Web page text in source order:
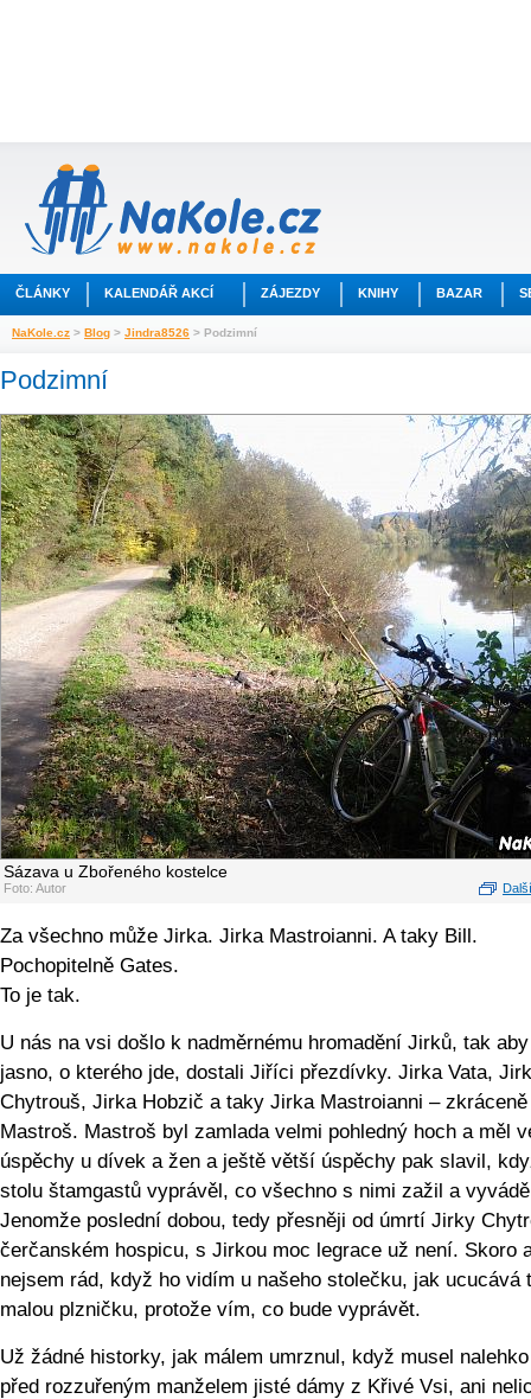
ČLÁNKY KALENDÁŘ AKCÍ ZÁJEZDY KNIHY BAZAR
NaKole.cz > Blog > Jindra8526 > Podzimní
Podzimní
Sázava u Zbořeného kostelce
Foto: Autor
Za všechno může Jirka. Jirka Mastroianni. A taky Bill.
Pochopitelně Gates.
To je tak.
U nás na vsi došlo k nadměrnému hromadění Jirků, tak
jasno, o kterého jde, dostali Jiříci přezdívky. Jirka Vata,
Chytrouš, Jirka Hobzič a taky Jirka Mastroianni – zkráceně
Mastroš. Mastroš byl zamlada velmi pohledný hoch a měl
úspěchy u dívek a žen a ještě větší úspěchy pak slavil,
stolu štamgastů vyprávěl, co všechno s nimi zažil a
Jenomže poslední dobou, tedy přesněji od úmrtí Jirky
čerčanském hospicu, s Jirkou moc legrace už není. Skoro
nejsem rád, když ho vidím u našeho stolečku, jak ucucává
malou plzničku, protože vím, co bude vyprávět.
Už žádné historky, jak málem umrznul, když musel
před rozzuřeným manželem jisté dámy z Křivé Vsi, ani